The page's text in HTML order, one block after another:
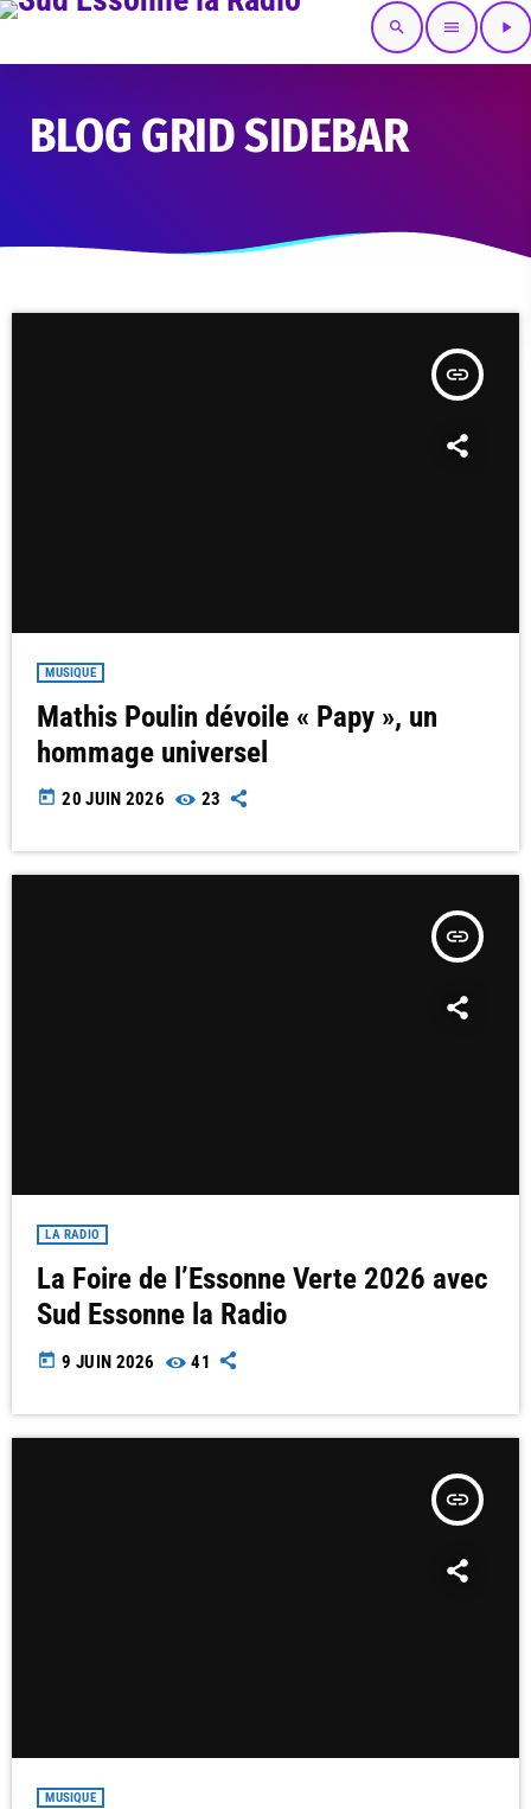
search menu play_arrow
BLOG GRID SIDEBAR
insert_link
MUSIQUE
Mathis Poulin dévoile « Papy », un
hommage universel
today 20 JUIN 2026 23
insert_link
LA RADIO
La Foire de l’Essonne Verte 2026 avec
Sud Essonne la Radio
today 9 JUIN 2026 41
insert_link
MUSIQUE